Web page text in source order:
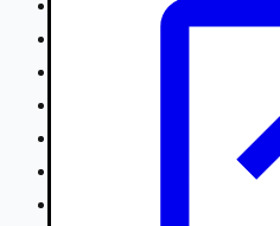
Nákladné vozidlá nad
Vodné/Snežné skútre,